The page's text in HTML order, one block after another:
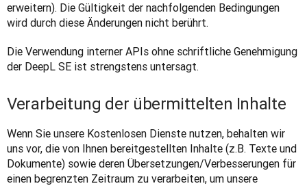
erweitern). Die Gültigkeit der nachfolgenden Bedingungen
wird durch diese Änderungen nicht berührt.
Die Verwendung interner APIs ohne schriftliche Genehmigung
der DeepL SE ist strengstens untersagt.
Verarbeitung der übermittelten Inhalte
Wenn Sie unsere Kostenlosen Dienste nutzen, behalten wir
uns vor, die von Ihnen bereitgestellten Inhalte (z.B. Texte und
Dokumente) sowie deren Übersetzungen/Verbesserungen für
einen begrenzten Zeitraum zu verarbeiten, um unsere